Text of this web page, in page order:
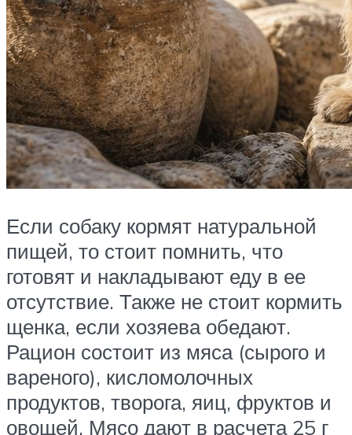
Если собаку кормят натуральной
пищей, то стоит помнить, что
готовят и накладывают еду в ее
отсутствие. Также не стоит кормить
щенка, если хозяева обедают.
Рацион состоит из мяса (сырого и
вареного), кисломолочных
продуктов, творога, яиц, фруктов и
овощей. Мясо дают в расчета 25 г